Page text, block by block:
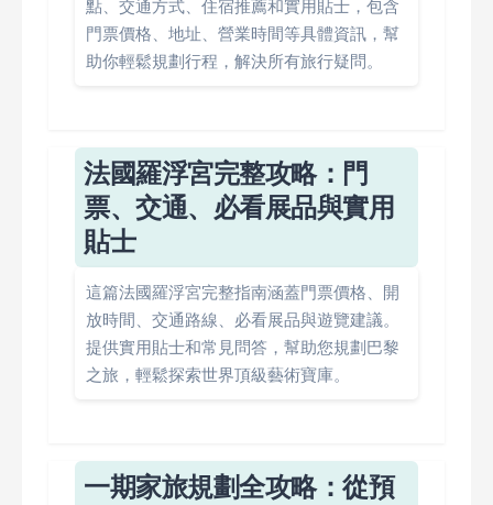
點、交通方式、住宿推薦和實用貼士，包含
門票價格、地址、營業時間等具體資訊，幫
助你輕鬆規劃行程，解決所有旅行疑問。
法國羅浮宮完整攻略：門
票、交通、必看展品與實用
貼士
這篇法國羅浮宮完整指南涵蓋門票價格、開
放時間、交通路線、必看展品與遊覽建議。
提供實用貼士和常見問答，幫助您規劃巴黎
之旅，輕鬆探索世界頂級藝術寶庫。
一期家旅規劃全攻略：從預